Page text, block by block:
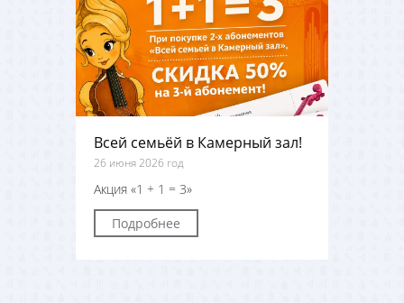
Всей семьёй в Камерный зал!
26 июня 2026 год
Акция «1 + 1 = 3»
Подробнее